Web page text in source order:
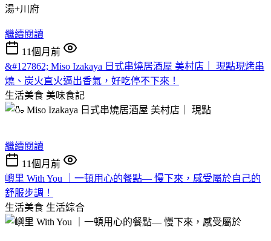
繼續閱讀
11個月前
&#127862; Miso Izakaya 日式串燒居酒屋 美村店｜ 現點現烤串
燒、炭火直火逼出香氣，好吃停不下來！
生活美食 美味食記
繼續閱讀
11個月前
嶼里 With You ｜一頓用心的餐點— 慢下來，感受屬於自己的
舒服步調！
生活美食 生活綜合